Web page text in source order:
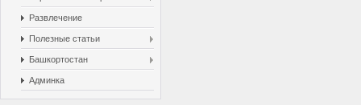
Развлечение
Полезные статьи
Башкортостан
Админка